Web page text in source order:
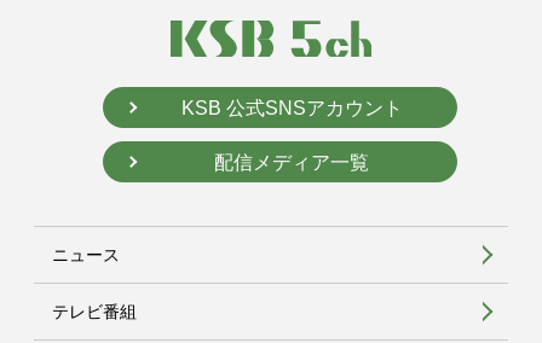
KSB 公式SNSアカウント
配信メディア一覧
ニュース
テレビ番組